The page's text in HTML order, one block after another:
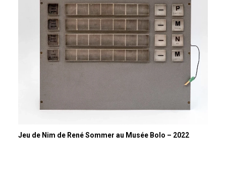
Jeu de Nim de René Sommer au Musée Bolo – 2022